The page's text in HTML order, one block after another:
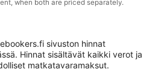
when both are priced separately.
ebookers.fi sivuston hinnat
Hinnat sisältävät kaikki verot ja
matkatavaramaksut.